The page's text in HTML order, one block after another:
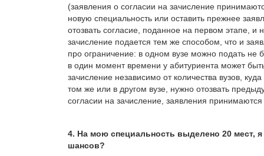
(заявления о согласии на зачисление
новую специальность или оставить прежнее
отозвать согласие, поданное на первом этапе,
зачисление подается тем же способом, что и
про ограничение: в одном вузе можно подать не
в один момент времени у абитуриента может
зачисление независимо от количества вузов,
том же или в другом вузе, нужно отозвать
согласии на зачисление, заявления
4. На мою специальность выделено 20 мест, я
шансов?